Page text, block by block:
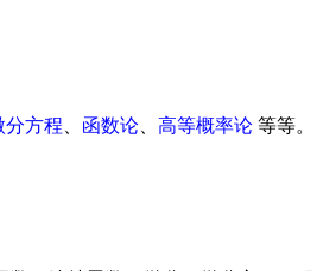
分方程 函数论 高等概率论 等等。